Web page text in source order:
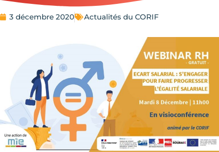
3 décembre 2020 Actualités du CORIF